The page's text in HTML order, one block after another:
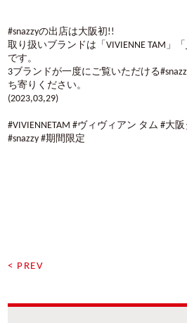
#snazzyの出店は大阪初!!
取り扱いブランドは「VIVIENNE TAM」
です。
3ブランドが一度にご覧いただける
ち寄りください。
(2023,03,29)
#VIVIENNETAM #ヴィヴィアン タム #大阪
#snazzy #期間限定
< PREV